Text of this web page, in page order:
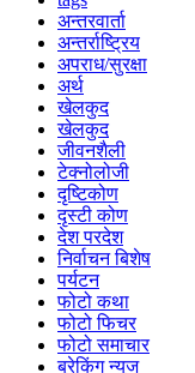
अन्तरवार्ता
अन्तर्राष्ट्रिय
अपराध/सुरक्षा
अर्थ
खेलकुद
खेलकुद
जीवनशैली
टेक्नोलोजी
दृष्टिकोण
दृस्टी कोण
देश परदेश
निर्वाचन बिशेष
पर्यटन
फोटो कथा
फोटो फिचर
फोटो समाचार
ब्रेकिंग न्युज